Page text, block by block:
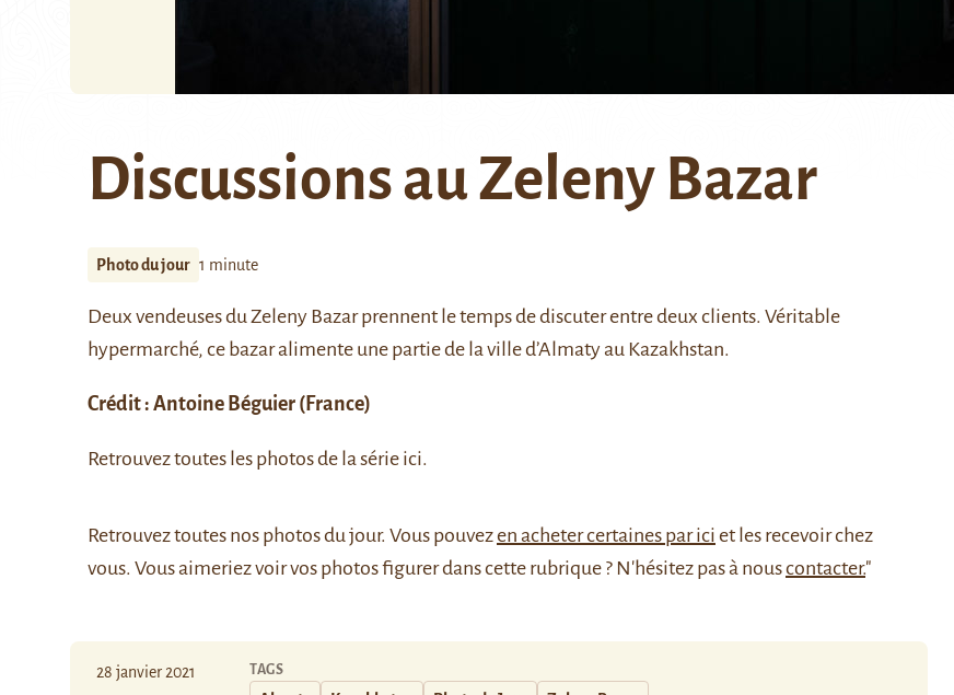
Discussions au Zeleny Bazar
Photo du jour 1 minute
Deux vendeuses duZeleny Bazarprennent le temps de discuter entre deux clients. Véritable
hypermarché, ce bazar alimente une partie de la ville d’Almatyau Kazakhstan.
Crédit : Antoine Béguier (France)
Retrouvez toutes les photos de la série ici.
Retrouveztoutes nos photos du jour. Vous pouvezen acheter certaines par ici et les recevoir chez
vous. Vous aimeriez voir vos photos figurer dans cette rubrique ? N'hésitez pas à nouscontacter."
28 janvier 2021 TAGS